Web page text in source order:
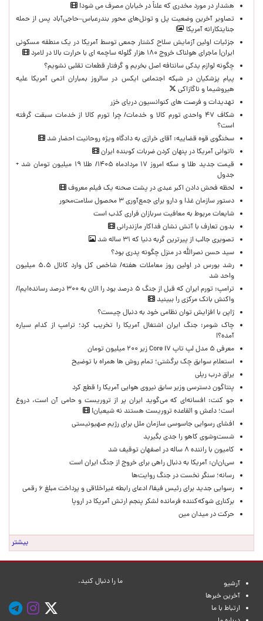
هشدار در مورد مخدری که علناً در خیابان مصرف می شود!
تصاویر آخرین وضعیت پل و تونل‌های محور بندرعباس–حاجی‌آباد پس از حمله
جنایتکارانه آمریکا
جزئیات اولین آزمایش سلاح کشتار جمعی توسط آمریکا در یک منطقه مسکونی
ایران| ماجرای هولناک خروج ۱۸۰ هزار گلوله ساچمه ای با حرارت بالا در لامرد
چگونه لوازم یدکی سانتافه اصل بخریم و گرفتار قطعات تقلبی نشویم؟
پیام پزشکیان در شبکه اجتماعی ایکس در سالروز بمباران اتمی آمریکا علیه
هیروشیما و ناگازاکی
تهدیدات و فرصت های کنوانسیون دریای خزر
شکاف ۴۷ واحدی تورم کالا و خدمات/ چرا تورم کالا از خدمات سبقت گرفته
است؟
سخنگوی قوه قضاییه: آقای خرازی به دادگاه ویژه روحانیت احضار شد
ناتوانی آمریکا در پنهان کردن ضربات کوبنده ایران
قیمت جدید طلا و سکه امروز ۱۷ مردادماه ۱۴۰۵/ طلا ۱۹ میلیون تومان شد +
جدول
لحظه‌ فحش دادن اکبر عبدی در پشت صحنه یک فیلم معروف
دستور سازمان غذا و دارو برای جمع‌آوری ۳ محصول سلامت‌محور
شایعات مربوط به معافیت سربازان فراری کذب است
بدون تعارف با آتش نشان فداکار مازندرانی
تصویری جالب از پیرترین گربه دنیا که ۳۱ ساله شد
سید حسن نصرالله در منزل چگونه پدری بود؟
رشد بورس در اولین روز معاملات هفته/ شاخص کل وارد کانال ۵.۵ میلیون
واحد شد
ترامپ: تورم ایران که قبل از جنگ ۵ درصد بود را الان به ۳۰۰ درصد رسانده‌ایم!/
واکنش بانک مرکزی را ببینید
ژاپن با افزایش توان نظامی خود به دنبال چیست؟
چاک شومر: جنگ ایران اشتغال آمریکا را تخریب کرد؛ ترامپ از کدام سیاره
آمده؟!
معرفی ۵ مدل لپ تاپ Core i۷ زیر ۲۰۰ میلیون تومان
استعلام سوابق چک برگشتی؛ تمام روش ها همراه با توضیح
یراق درب ریلی
پنتاگون دسترسی وزیر سابق نیروی هوایی آمریکا را قطع کرد
جو کنت: افسانه‌ای که می‌گوید ایران پر از تروریست و حامی آن است، دروغ
است؛ داعش و القاعده تروریست هستند نه شیعیان!
افشای رسوایی جاسوسی سازمان ملل برای رژیم صهیونیستی
شست‌وشوی کاهو را جدی بگیرید
کامیون با راننده ۸ ساله در اصفهان توقیف شد
سی‌ان‌ان: آمریکا به دنبال راهی برای خروج از جنگ ایران است
رسانه؛ سنگر نخست در جنگ روایت‌ها
رسوایی جدید برای رئیس فیفا/ ادعای رابطه غیراخلاقی و پرداخت مبلغ ۶ رقمی
برکناری شوکه‌کننده فرمانده لشکر پنجم ارتش آمریکا در اروپا
حركت در ميدان مين
بیشتر
آرشیو
آخرین خبرها
ارتباط با ما
ما را دنبال کنید.